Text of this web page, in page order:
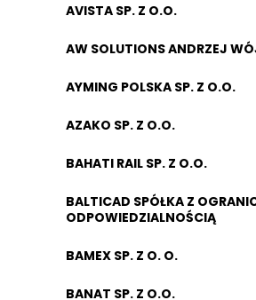
AVISTA SP. Z O.O.
AW SOLUTIONS ANDRZEJ
AYMING POLSKA SP. Z O.O.
AZAKO SP. Z O.O.
BAHATI RAIL SP. Z O.O.
BALTICAD SPÓŁKA Z
ODPOWIEDZIALNOŚCIĄ
BAMEX SP. Z O. O.
BANAT SP. Z O.O.